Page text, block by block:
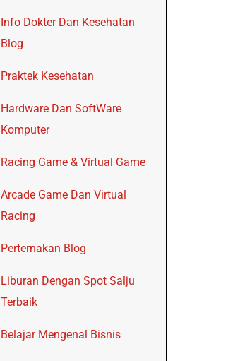
Info Dokter Dan Kesehatan
Blog
Praktek Kesehatan
Hardware Dan SoftWare
Komputer
Racing Game & Virtual Game
Arcade Game Dan Virtual
Racing
Perternakan Blog
Liburan Dengan Spot Salju
Terbaik
Belajar Mengenal Bisnis